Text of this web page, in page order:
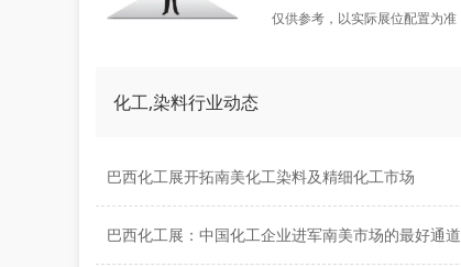
仅供参考，以实际展位配置为准
化工,染料行业动态
巴西化工展开拓南美化工染料及精细化工市场
巴西化工展：中国化工企业进军南美市场的最好通道